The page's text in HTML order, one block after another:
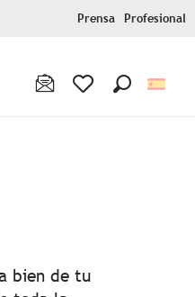
Prensa Profesional
bien de tu